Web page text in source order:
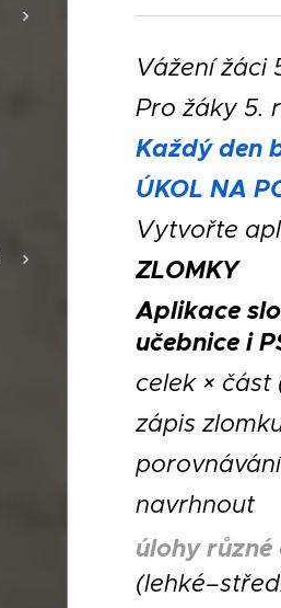
Vážení žáci
Pro žáky 5.
Každý den
ÚKOL NA
Vytvořte
ZLOMKY
Aplikace
učebnice i
celek ×
zápis
navrhnout
úlohy